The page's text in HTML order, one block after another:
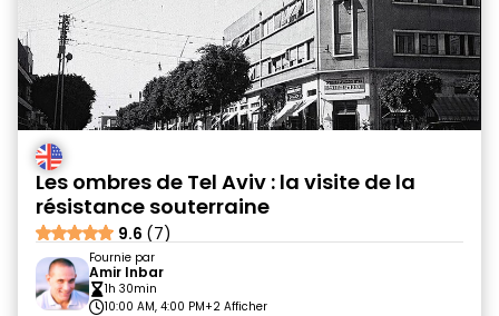
Les ombres de Tel Aviv : la visite de la
résistance souterraine
9.6 (7)
Fournie par
Amir Inbar
1h 30min
10:00 AM, 4:00 PM+2 Afficher